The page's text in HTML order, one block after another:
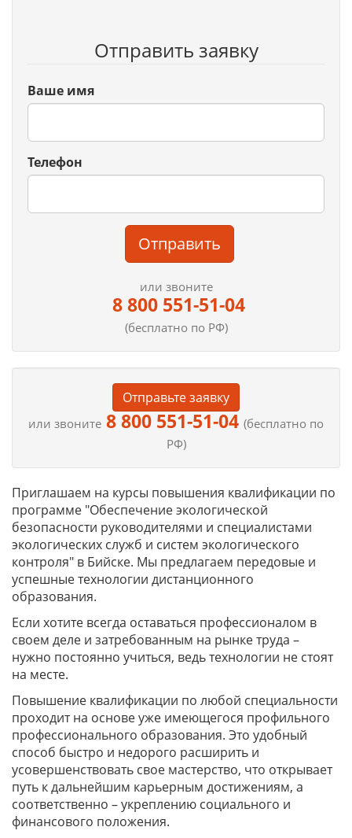
Отправить заявку
Ваше имя
Телефон
Отправить
или звоните
8 800 551-51-04
(бесплатно по РФ)
Отправьте заявку
или звоните 8 800 551-51-04 (бесплатно по
РФ)
Приглашаем на курсы повышения квалификации по
программе "Обеспечение экологической
безопасности руководителями и специалистами
экологических служб и систем экологического
контроля" в Бийске. Мы предлагаем передовые и
успешные технологии дистанционного
образования.
Если хотите всегда оставаться профессионалом в
своем деле и затребованным на рынке труда –
нужно постоянно учиться, ведь технологии не стоят
на месте.
Повышение квалификации по любой специальности
проходит на основе уже имеющегося профильного
профессионального образования. Это удобный
способ быстро и недорого расширить и
усовершенствовать свое мастерство, что открывает
путь к дальнейшим карьерным достижениям, а
соответственно – укреплению социального и
финансового положения.